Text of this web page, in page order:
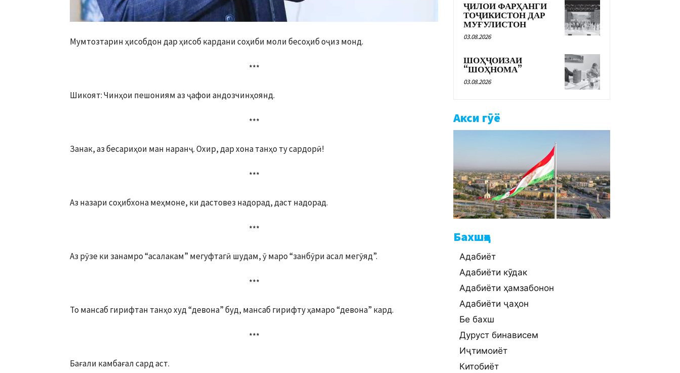
Мумтозтарин ҳисобдон дар ҳисоб кардани соҳиби моли бесоҳиб оҷиз монд.
***
Шикоят: Чинҳои пешониям аз ҷафои андозчинҳоянд.
***
Занак, аз бесариҳои ман наранҷ. Охир, дар хона танҳо ту сардорӣ!
***
Аз назари соҳибхона меҳмоне, ки дастовез надорад, даст надорад.
***
Аз рӯзе ки занамро “асалакам” мегуфтагӣ шудам, ӯ маро “занбӯри асал мегӯяд”.
***
То мансаб гирифтан танҳо худ “девона” буд, мансаб гирифту ҳамаро “девона” кард.
***
Бағали камбағал сард аст.
ҶИЛОИ ФАРҲАНГИ
ТОҶИКИСТОН ДАР
МУҒУЛИСТОН
03.08.2026
ШОҲҶОИЗАИ
“ШОҲНОМА”
03.08.2026
Акси гӯё
Бахшҳо
Адабиёт
Адабиёти кӯдак
Адабиёти ҳамзабонон
Адабиёти ҷаҳон
Бе бахш
Дуруст бинависем
Иҷтимоиёт
Китобиёт